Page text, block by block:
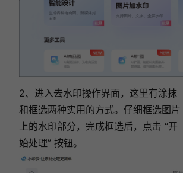
2、进入去水印操作界面，这里有涂抹
和框选两种实用的方式。仔细框选图片
上的水印部分，完成框选后，点击 “开
始处理” 按钮。